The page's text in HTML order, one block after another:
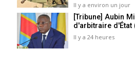
Il y a environ un jour
[Tribune] Aubin
d'arbitraire d'État
Il y a 24 heures